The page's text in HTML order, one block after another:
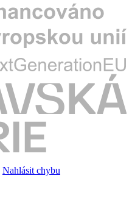
Nahlásit chybu